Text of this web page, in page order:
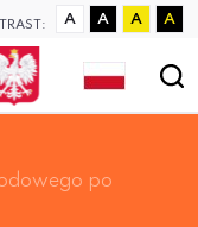
A A A A
po